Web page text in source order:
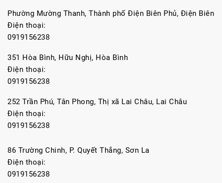
Phường Mường Thanh, Thành phố Điện Biên Phủ, Điện Biên
Điện thoại:
0919156238
351 Hòa Bình, Hữu Nghị, Hòa Bình
Điện thoại:
0919156238
252 Trần Phú, Tân Phong, Thị xã Lai Châu, Lai Châu
Điện thoại:
0919156238
86 Trường Chinh, P. Quyết Thắng, Sơn La
Điện thoại:
0919156238